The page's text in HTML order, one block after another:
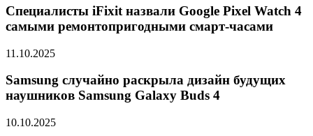
Специалисты iFixit назвали Google Pixel Watch 4
самыми ремонтопригодными смарт-часами
11.10.2025
Samsung случайно раскрыла дизайн будущих
наушников Samsung Galaxy Buds 4
10.10.2025